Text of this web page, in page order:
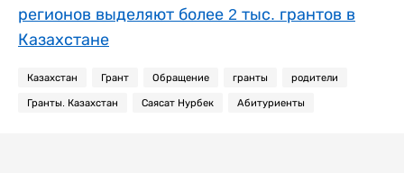
регионов выделяют более 2 тыс. грантов в
Казахстане
Казахстан Грант Обращение гранты родители
Гранты. Казахстан Саясат Нурбек Абитуриенты